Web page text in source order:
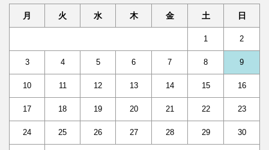
月 火 水 木 金 土 日
1 2
3 4 5 6 7 8 9
10 11 12 13 14 15 16
17 18 19 20 21 22 23
24 25 26 27 28 29 30